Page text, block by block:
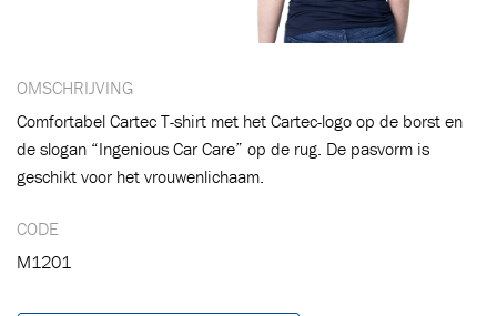
OMSCHRIJVING
Comfortabel Cartec T-shirt met het Cartec-logo op de borst en
de slogan “Ingenious Car Care” op de rug. De pasvorm is
geschikt voor het vrouwenlichaam.
CODE
M1201
Toegevoegd aan winkelwagen
VERDER WINKELEN